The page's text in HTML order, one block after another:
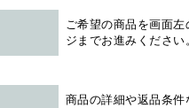
ご希望の商品を画面
ジまでお進みください
商品の詳細や返品条